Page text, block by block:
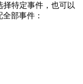
特定事件，也可以
部事件：